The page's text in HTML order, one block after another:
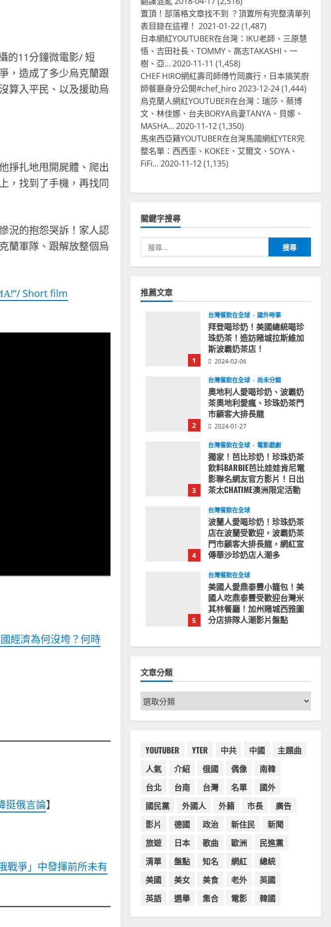
的11分鐘微電影/ 短
，造成了多少烏克蘭跟
算入平民、以及援助烏
掙扎地甩開屍體、爬出
，找到了手機，再找同
況的抱怨哭訴！家人認
蘭軍隊、跟解放整個烏
Short film
經濟為何沒垮？何時
挺俄言論】
戰爭」中發揮前所未有
置頂！部落格文章找不到 ？頂置所有完整清單列
表目錄在這裡！ 2021-01-22(1,487)
日本網紅YOUTUBER在台灣：IKU老師、三原慧
悟、吉田社長、TOMMY、高志TAKASHI、一
樹、亞…2020-11-11 (1,458)
CHEF HIRO網紅壽司師傅竹岡廣行，日本搞笑廚
師餐廳身分公開#chef_hiro 2023-12-24(1,444)
烏克蘭人網紅YOUTUBER在台灣：瑞莎、蔡博
文、林佳娜、台夫BORYA烏妻TANYA、貝娜、
MASHA…2020-11-12(1,350)
馬來西亞籍YOUTUBER在台灣馬國網紅YTER完
整名單：西西歪、KOKEE、艾爾文、SOYA、
FiFi…2020-11-12(1,135)
關鍵字搜尋
尋
關
字:
推薦文章
1
台灣餐飲在全球 國外時事
拜登喝珍奶！美國總統喝珍
珠奶茶！造訪賭城拉斯維加
斯波霸奶茶店！
2024-02-06
2
台灣餐飲在全球 尚未分類
奧地利人愛喝珍奶、波霸奶
茶奧地利愛瘋、珍珠奶茶門
市顧客大排長龍
2024-01-27
3
台灣餐飲在全球 電影戲劇
獨家！芭比珍奶！珍珠奶茶
飲料BARBIE芭比娃娃肯尼電
影聯名網友官方影片！日出
茶太CHATIME澳洲限定活動
4
台灣餐飲在全球
波蘭人愛喝珍奶！珍珠奶茶
店在波蘭受歡迎，波霸奶茶
門市顧客大排長龍，網紅宣
傳華沙珍奶店人潮多
5
台灣餐飲在全球
美國人愛鼎泰豐小籠包！美
國人吃鼎泰豐受歡迎台灣米
其林餐廳！加州賭城西雅圖
分店排隊人潮影片盤點
文章分類
文
章
分
YOUTUBER YTER 中共 中國
主題曲
人氣
介紹 俄國 偶像
南韓
台北
台南 台灣 名單
國外
國民黨
外國人 外籍 市長
廣告
影片
德國 政治 新住民
新聞
旅遊
日本 歌曲 歐洲
民進黨
清單
盤點 知名 網紅
總統
美國
美女 美食 老外
英國
英語
選舉 集合 電影 韓國